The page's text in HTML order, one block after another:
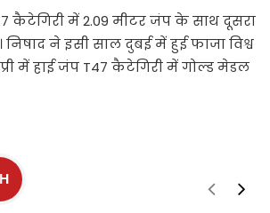
कैटेगिरी में 2.09 मीटर जंप के साथ दूसरा
निषाद ने इसी साल दुबई में हुई फाजा विश्व
में हाई जंप T47 कैटेगिरी में गोल्ड मेडल